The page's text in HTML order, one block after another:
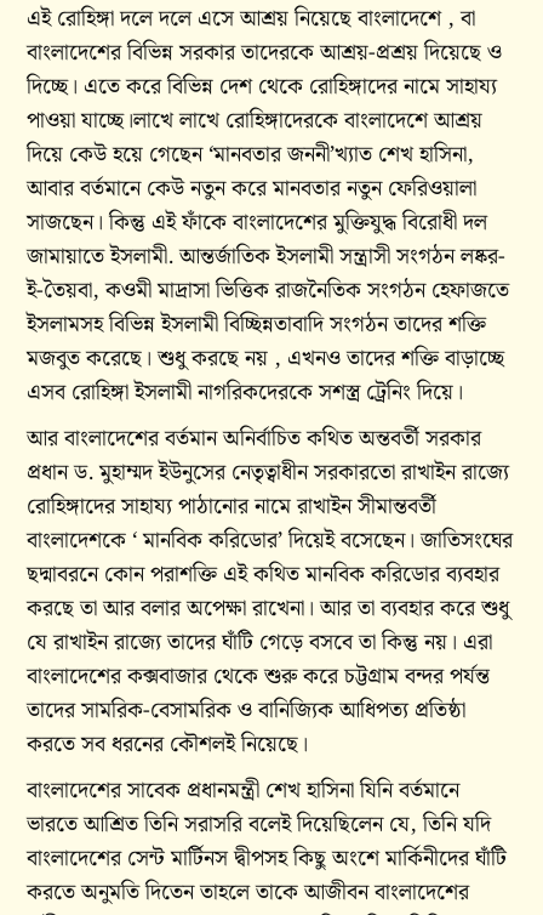
এই রোহিঙ্গা দলে দলে এসে আশ্রয় নিয়েছে বাংলাদেশে , বা
বাংলাদেশের বিভিন্ন সরকার তাদেরকে আশ্রয়-প্রশ্রয় দিয়েছে ও
দিচ্ছে। এতে করে বিভিন্ন দেশ থেকে রোহিঙ্গাদের নামে সাহায্য
পাওয়া যাচ্ছে।লাখে লাখে রোহিঙ্গাদেরকে বাংলাদেশে আশ্রয়
দিয়ে কেউ হয়ে গেছেন ‘মানবতার জননী’খ্যাত শেখ হাসিনা,
আবার বর্তমানে কেউ নতুন করে মানবতার নতুন ফেরিওয়ালা
সাজছেন। কিন্তু এই ফাঁকে বাংলাদেশের মুক্তিযুদ্ধ বিরোধী দল
জামায়াতে ইসলামী. আন্তর্জাতিক ইসলামী সন্ত্রাসী সংগঠন লষ্কর-
ই-তৈয়বা, কওমী মাদ্রাসা ভিত্তিক রাজনৈতিক সংগঠন হেফাজতে
ইসলামসহ বিভিন্ন ইসলামী বিচ্ছিন্নতাবাদি সংগঠন তাদের শক্তি
মজবুত করেছে। শুধু করছে নয় , এখনও তাদের শক্তি বাড়াচ্ছে
এসব রোহিঙ্গা ইসলামী নাগরিকদেরকে সশস্ত্র ট্রেনিং দিয়ে।
আর বাংলাদেশের বর্তমান অনির্বাচিত কথিত অন্তবর্তী সরকার
প্রধান ড. মুহাম্মদ ইউনুসের নেতৃত্বাধীন সরকারতো রাখাইন রাজ্যে
রোহিঙ্গাদের সাহায্য পাঠানোর নামে রাখাইন সীমান্তবর্তী
বাংলাদেশকে ‘ মানবিক করিডোর’ দিয়েই বসেছেন। জাতিসংঘের
ছদ্মাবরনে কোন পরাশক্তি এই কথিত মানবিক করিডোর ব্যবহার
করছে তা আর বলার অপেক্ষা রাখেনা। আর তা ব্যবহার করে শুধু
যে রাখাইন রাজ্যে তাদের ঘাঁটি গেড়ে বসবে তা কিন্তু নয়। এরা
বাংলাদেশের কক্সবাজার থেকে শুরু করে চট্টগ্রাম বন্দর পর্যন্ত
তাদের সামরিক-বেসামরিক ও বানিজ্যিক আধিপত্য প্রতিষ্ঠা
করতে সব ধরনের কৌশলই নিয়েছে।
বাংলাদেশের সাবেক প্রধানমন্ত্রী শেখ হাসিনা যিনি বর্তমানে
ভারতে আশ্রিত তিনি সরাসরি বলেই দিয়েছিলেন যে, তিনি যদি
বাংলাদেশের সেন্ট মার্টিনস দ্বীপসহ কিছু অংশে মার্কিনীদের ঘাঁটি
করতে অনুমতি দিতেন তাহলে তাকে আজীবন বাংলাদেশের